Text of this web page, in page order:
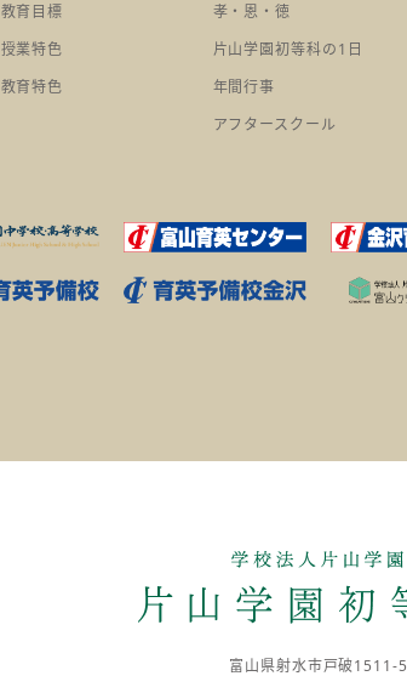
教育目標
授業特色
教育特色
孝・恩・徳
片山学園初等科の1日
年間行事
アフタースクール
富山県射水市戸破1511-5